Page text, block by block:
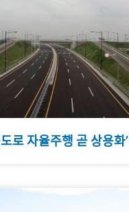
로 자율주행 곧 상용화’